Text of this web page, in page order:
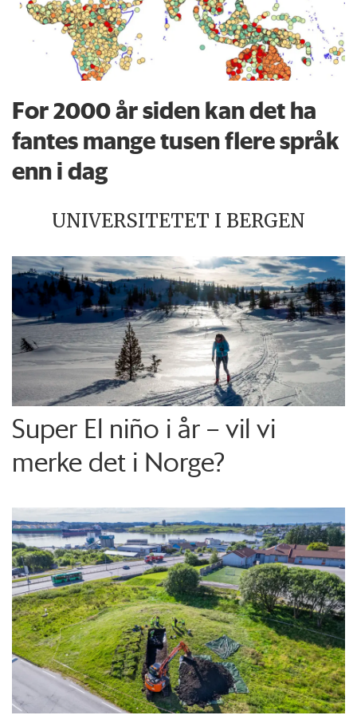
For 2000 år siden kan det ha
fantes mange tusen flere språk
enn i dag
UNIVERSITETET I BERGEN
Super El niño i år – vil vi
merke det i Norge?